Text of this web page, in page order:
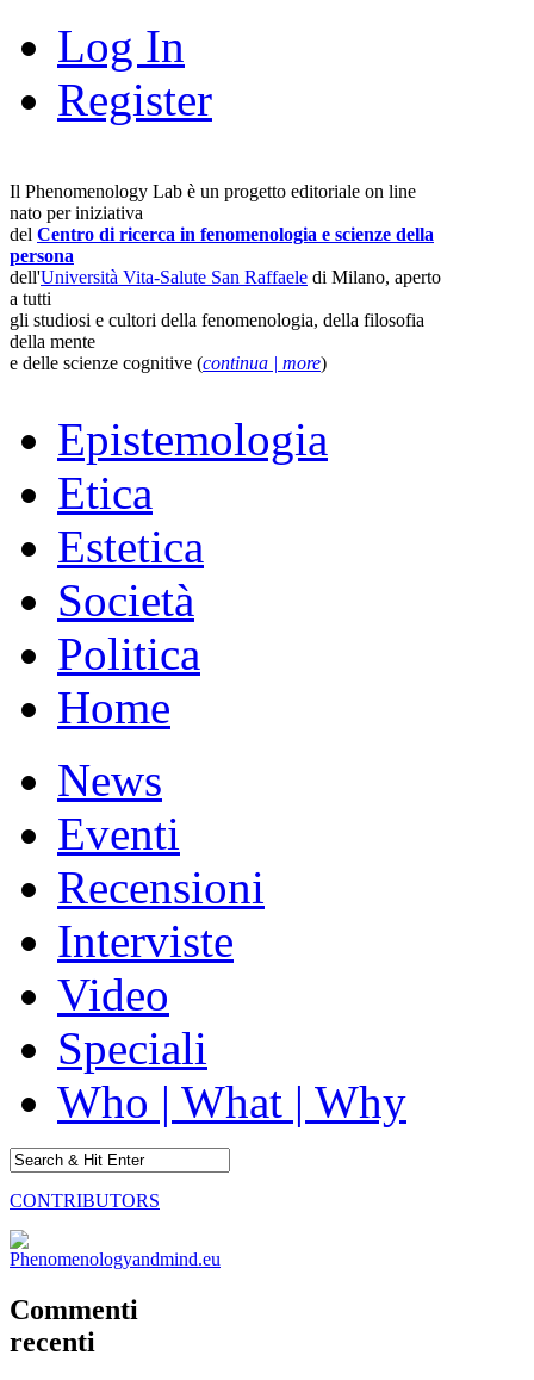
Log In
Register
Il Phenomenology Lab è un progetto editoriale on line
nato per iniziativa
del Centro di ricerca in fenomenologia e scienze della
persona
dell'Università Vita-Salute San Raffaele di Milano, aperto
a tutti
gli studiosi e cultori della fenomenologia, della filosofia
della mente
e delle scienze cognitive (continua | more)
Epistemologia
Etica
Estetica
Società
Politica
Home
News
Eventi
Recensioni
Interviste
Video
Speciali
Who | What | Why
CONTRIBUTORS
Commenti
recenti